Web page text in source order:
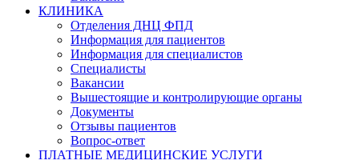
КЛИНИКА
Отделения ДНЦ ФПД
Информация для пациентов
Информация для специалистов
Специалисты
Вакансии
Вышестоящие и контролирующие органы
Документы
Отзывы пациентов
Вопрос-ответ
ПЛАТНЫЕ МЕДИЦИНСКИЕ УСЛУГИ